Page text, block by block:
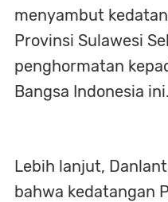
menyambut
Provinsi Sulawesi
penghormatan
Bangsa Indonesia ini.
Lebih lanjut,
bahwa kedatangan